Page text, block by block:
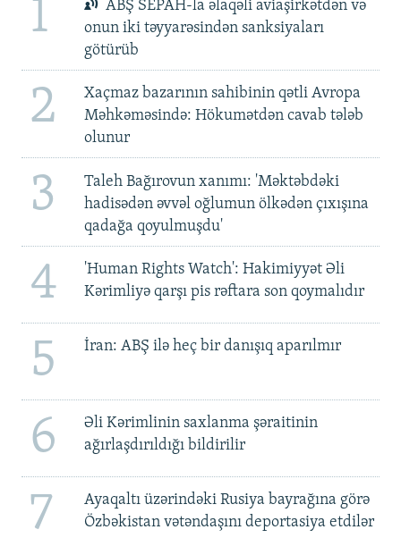
1
ABŞ SEPAH-la əlaqəli aviaşirkətdən və
onun iki təyyarəsindən sanksiyaları
götürüb
2
Xaçmaz bazarının sahibinin qətli Avropa
Məhkəməsində: Hökumətdən cavab tələb
olunur
3
Taleh Bağırovun xanımı: 'Məktəbdəki
hadisədən əvvəl oğlumun ölkədən çıxışına
qadağa qoyulmuşdu'
4
'Human Rights Watch': Hakimiyyət Əli
Kərimliyə qarşı pis rəftara son qoymalıdır
5 İran: ABŞ ilə heç bir danışıq aparılmır
6
Əli Kərimlinin saxlanma şəraitinin
ağırlaşdırıldığı bildirilir
7
Ayaqaltı üzərindəki Rusiya bayrağına görə
Özbəkistan vətəndaşını deportasiya etdilər